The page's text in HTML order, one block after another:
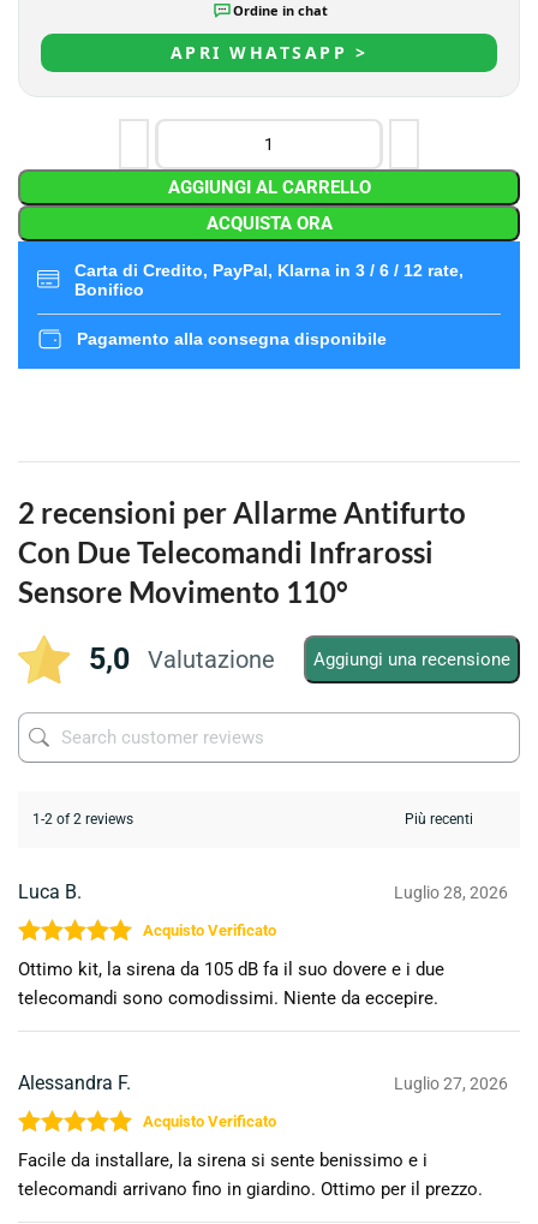
Ordine in chat
APRI WHATSAPP >
AGGIUNGI AL CARRELLO
ACQUISTA ORA
Carta di Credito, PayPal, Klarna in 3 / 6 / 12 rate,
Bonifico
Pagamento alla consegna disponibile
2 recensioni per Allarme Antifurto
Con Due Telecomandi Infrarossi
Sensore Movimento 110°
5,0
Valutazione Aggiungi una recensione
1-2 of 2 reviews
Luca B. Luglio 28, 2026
Valutato5 su 5
Ottimo kit, la sirena da 105 dB fa il suo dovere e i due
telecomandi sono comodissimi. Niente da eccepire.
Alessandra F. Luglio 27, 2026
Valutato 5su 5
Facile da installare, la sirena si sente benissimo e i
telecomandi arrivano fino in giardino. Ottimo per il prezzo.